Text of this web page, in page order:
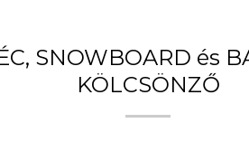
SNOWBOARD és
KÖLCSÖNZŐ